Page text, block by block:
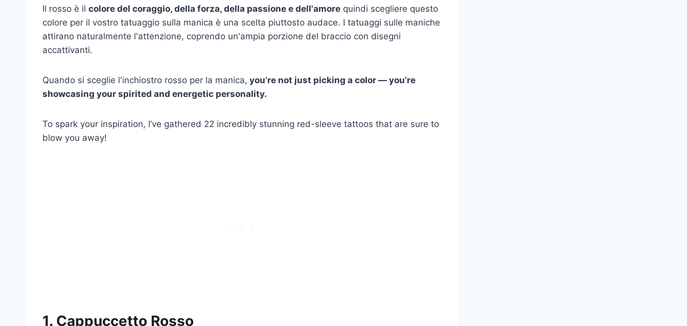
Il rosso è il colore del coraggio, della forza, della passione e dell'amore quindi scegliere questo
colore per il vostro tatuaggio sulla manica è una scelta piuttosto audace. I tatuaggi sulle maniche
attirano naturalmente l'attenzione, coprendo un'ampia porzione del braccio con disegni
accattivanti.
Quando si sceglie l'inchiostro rosso per la manica, you’re not just picking a color — you’re
showcasing your spirited and energetic personality.
To spark your inspiration, I’ve gathered 22 incredibly stunning red-sleeve tattoos that are sure to
blow you away!
1. Cappuccetto Rosso